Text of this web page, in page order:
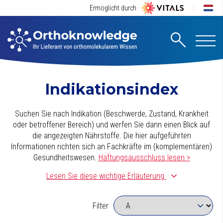
Ermöglicht durch
Indikationsindex
Suchen Sie nach Indikation (Beschwerde, Zustand, Krankheit
oder betroffener Bereich) und werfen Sie dann einen Blick auf
die angezeigten Nährstoffe. Die hier aufgeführten
Informationen richten sich an Fachkräfte im (komplementären)
Gesundheitswesen. Haftungsausschluss lesen >
Dabei sind wir von einer täglichen
Basissupplementierung ausgegangen, die aus einem
qualitativ
Multivitamin-/Mineralienpräparat besteht. (Dieses
Lesen Sie diese wichtige Erläuterung
Filter